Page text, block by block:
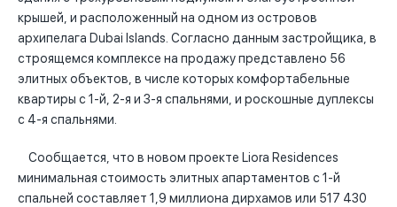
крышей, и расположенный на одном из островов
архипелага Dubai Islands. Согласно данным застройщика, в
строящемся комплексе на продажу представлено 56
элитных объектов, в числе которых комфортабельные
квартиры с 1-й, 2-я и 3-я спальнями, и роскошные дуплексы
с 4-я спальнями.
Сообщается, что в новом проекте Liora Residences
минимальная стоимость элитных апартаментов с 1-й
спальней составляет 1,9 миллиона дирхамов или 517 430